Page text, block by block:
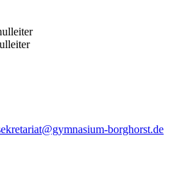
borghorst.de